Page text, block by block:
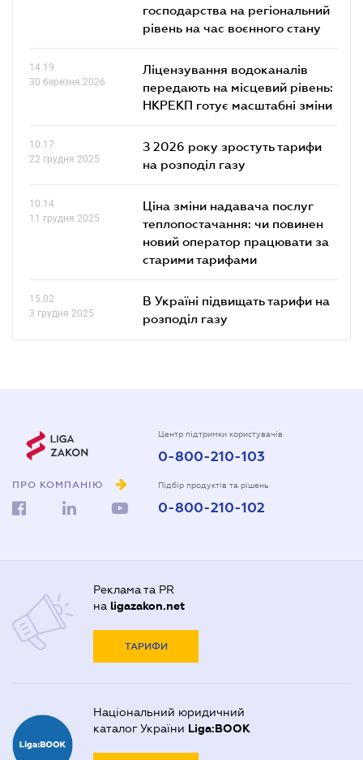
господарства на регіональний
рівень на час воєнного стану
14.19
30 березня 2026
Ліцензування водоканалів
передають на місцевий рівень:
НКРЕКП готує масштабні зміни
10.17
22 грудня 2025
З 2026 року зростуть тарифи
на розподіл газу
10.14
11 грудня 2025
Ціна зміни надавача послуг
теплопостачання: чи повинен
новий оператор працювати за
старими тарифами
15.02
3 грудня 2025
В Україні підвищать тарифи на
розподіл газу
ПРО КОМПАНІЮ
Центр підтримки користувачів
0-800-210-103
Підбір продуктів та рішень
0-800-210-102
Реклама та PR
на ligazakon.net
ТАРИФИ
Національний юридичний
каталог України Liga:BOOK